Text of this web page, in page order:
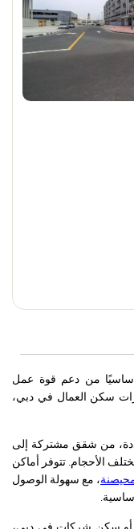
من دعم قوة عمل
سكن العمال في دبي،
من شقق مشتركة إلى
الأحجام. تتوفر أماكن
، مع سهولة الوصول